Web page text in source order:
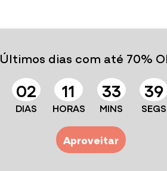
Últimos dias com até 70%
02
DIAS
11
HORAS
33
MINS
37
SEGS
Aproveitar